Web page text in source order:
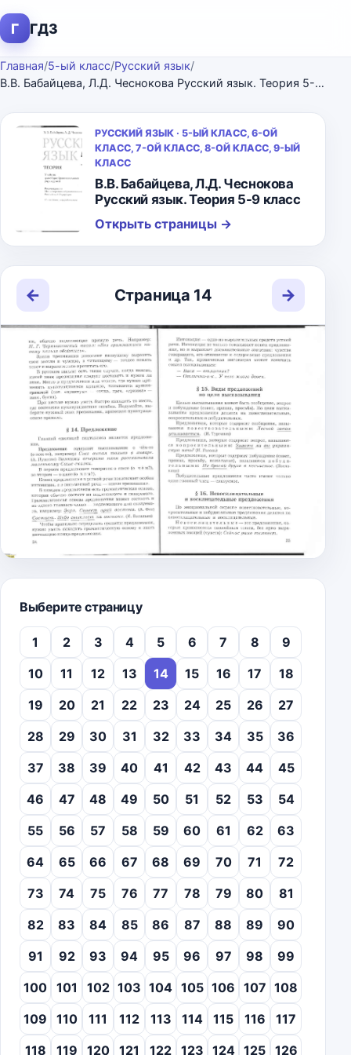
Г ГДЗ
Главная/5-ый класс/Русский язык/
В.В. Бабайцева, Л.Д. Чеснокова Русский язык. Теория 5-9 класс
РУССКИЙ ЯЗЫК · 5-ЫЙ КЛАСС, 6-ОЙ
КЛАСС, 7-ОЙ КЛАСС, 8-ОЙ КЛАСС, 9-ЫЙ
КЛАСС
В.В. Бабайцева, Л.Д. Чеснокова
Русский язык. Теория 5-9 класс
Открыть страницы →
← Страница 14 →
Выберите страницу
1 2 3 4 5 6 7 8
9
10
11 12 13 14 15 16 17
18
19
20 21 22 23 24 25 26
27
28
29 30 31 32 33 34 35
36
37
38 39 40 41 42 43 44
45
46
47 48 49 50 51 52 53
54
55
56 57 58 59 60 61 62
63
64
65 66 67 68 69 70 71
72
73
74 75 76 77 78 79 80
81
82
83 84 85 86 87 88 89
90
91
92 93 94 95 96 97 98
99
100 101 102 103 104 105 106 107 108
109
110 111 112 113 114 115 116
117
118
119 120 121 122 123 124 125 126